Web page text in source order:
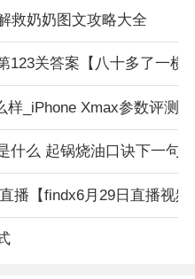
得推荐的实用工具。
救奶奶图文攻略大全
123关答案【八十多了一横
样_iPhone Xmax参数评测
什么 起锅烧油口诀下一句
播【findx6月29日直播视频